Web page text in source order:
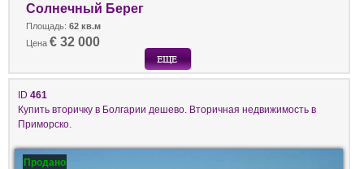
Солнечный Берег
Площадь: 62 кв.м
Цена € 32 000
ID 461
Купить вторичку в Болгарии дешево. Вторичная недвижимость в
Приморско.
Продано